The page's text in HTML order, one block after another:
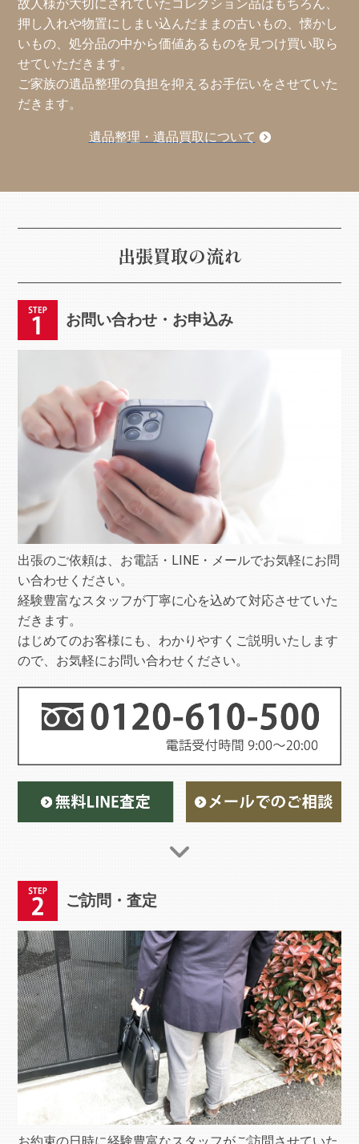
故人様が大切にされていたコレクション品はもちろん、
押し入れや物置にしまい込んだままの古いもの、懐かし
いもの、処分品の中から価値あるものを見つけ買い取ら
せていただきます。
ご家族の遺品整理の負担を抑えるお手伝いをさせていた
だきます。
遺品整理・遺品買取について
出張買取の流れ
お問い合わせ・お申込み
出張のご依頼は、お電話・LINE・メールでお気軽にお問
い合わせください。
経験豊富なスタッフが丁寧に心を込めて対応させていた
だきます。
はじめてのお客様にも、わかりやすくご説明いたします
ので、お気軽にお問い合わせください。
ご訪問・査定